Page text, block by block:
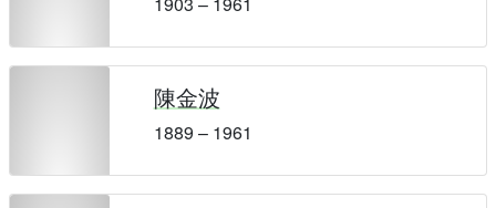
陳金波
1889 – 1961